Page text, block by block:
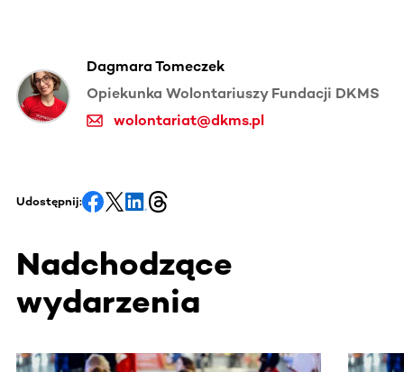
Dagmara Tomeczek
Opiekunka Wolontariuszy Fundacji DKMS
wolontariat@dkms.pl
Udostępnij:
Nadchodzące
wydarzenia
Ta sekcja zawiera treści przewijane w poziomie. Użyj